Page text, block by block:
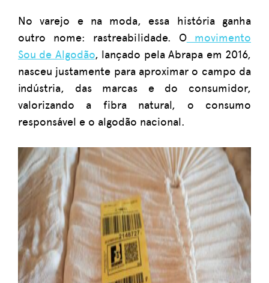
No varejo e na moda, essa história ganha
outro nome: rastreabilidade. Omovimento
Sou de Algodão, lançado pela Abrapa em 2016,
nasceu justamente para aproximar o campo da
indústria, das marcas e do consumidor,
valorizando a fibra natural, o consumo
responsável e o algodão nacional.